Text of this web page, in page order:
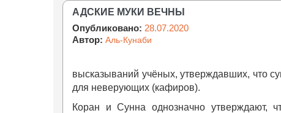
АДСКИЕ МУКИ ВЕЧНЫ
Опубликовано: 28.07.2020
Автор: Аль-Кунаби
высказываний учёных, утверждавших, что
для неверующих (кафиров).
Коран и Сунна однозначно утверждают,